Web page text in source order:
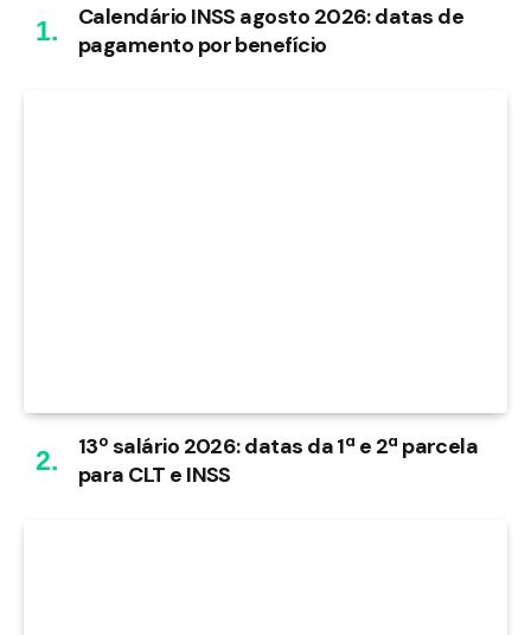
Calendário INSS agosto 2026: datas de
pagamento por benefício
13º salário 2026: datas da 1ª e 2ª parcela
para CLT e INSS